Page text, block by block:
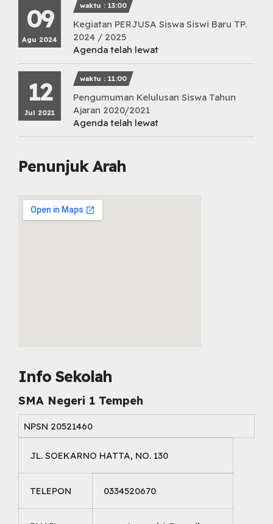
09
Agu 2024
waktu : 13:00
Kegiatan PERJUSA Siswa Siswi Baru TP.
2024 / 2025
Agenda telah lewat
12
Jul 2021
waktu : 11:00
Pengumuman Kelulusan Siswa Tahun
Ajaran 2020/2021
Agenda telah lewat
Penunjuk Arah
Info Sekolah
SMA Negeri 1 Tempeh
NPSN 20521460
JL. SOEKARNO HATTA, NO. 130
TELEPON 0334520670